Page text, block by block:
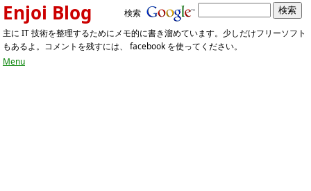
Enjoi Blog
検索
主に IT 技術を整理するためにメモ的に書き溜めています。少しだけフリーソフト
もあるよ。コメントを残すには、 facebook を使ってください。
Menu